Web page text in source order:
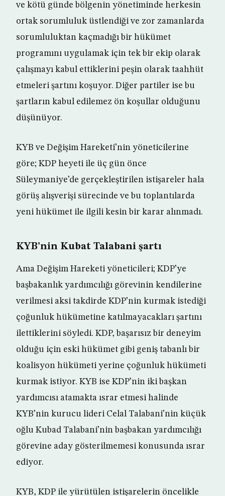
ve kötü günde bölgenin yönetiminde herkesin
ortak sorumluluk üstlendiği ve zor zamanlarda
sorumluluktan kaçmadığı bir hükümet
programını uygulamak için tek bir ekip olarak
çalışmayı kabul ettiklerini peşin olarak taahhüt
etmeleri şartını koşuyor. Diğer partiler ise bu
şartların kabul edilemez ön koşullar olduğunu
düşünüyor.
KYB ve Değişim Hareketi’nin yöneticilerine
göre; KDP heyeti ile üç gün önce
Süleymaniye’de gerçekleştirilen istişareler hala
görüş alışverişi sürecinde ve bu toplantılarda
yeni hükümet ile ilgili kesin bir karar alınmadı.
KYB’nin Kubat Talabani şartı
Ama Değişim Hareketi yöneticileri; KDP’ye
başbakanlık yardımcılığı görevinin kendilerine
verilmesi aksi takdirde KDP’nin kurmak istediği
çoğunluk hükümetine katılmayacakları şartını
ilettiklerini söyledi. KDP, başarısız bir deneyim
olduğu için eski hükümet gibi geniş tabanlı bir
koalisyon hükümeti yerine çoğunluk hükümeti
kurmak istiyor. KYB ise KDP’nin iki başkan
yardımcısı atamakta ısrar etmesi halinde
KYB’nin kurucu lideri Celal Talabani’nin küçük
oğlu Kubad Talabani’nin başbakan yardımcılığı
görevine aday gösterilmemesi konusunda ısrar
ediyor.
KYB, KDP ile yürütülen istişarelerin öncelikle